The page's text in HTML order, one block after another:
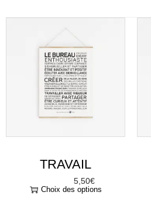
TRAVAIL
5,50€
Choix des options